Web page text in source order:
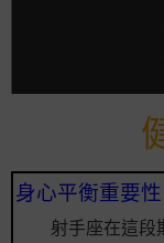
身心平衡重要性
射手座在這段